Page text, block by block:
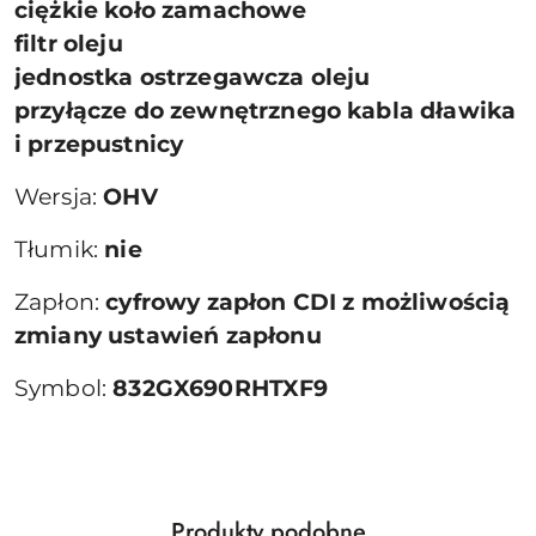
ciężkie koło zamachowe
filtr oleju
jednostka ostrzegawcza oleju
przyłącze do zewnętrznego kabla dławika
i przepustnicy
Wersja:OHV
Tłumik: nie
Zapłon:cyfrowy zapłon CDI z możliwością
zmiany ustawień zapłonu
Symbol:832GX690RHTXF9